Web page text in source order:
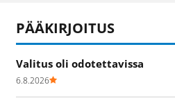
PÄÄKIRJOITUS
Valitus oli odotettavissa
6.8.2026